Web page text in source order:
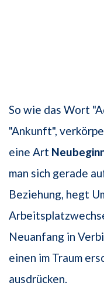
So wie das Wort
"Ankunft",
eine Art
man sich gerade
Beziehung, hegt
Neuanfang in
einen im Traum
ausdrücken.